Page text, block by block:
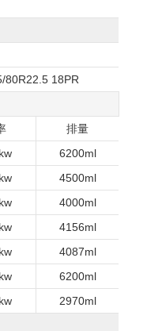
80R22.5 18PR
排量
6200ml
4500ml
4000ml
4156ml
4087ml
6200ml
2970ml